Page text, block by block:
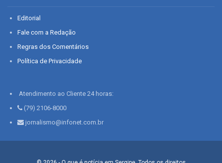
Editorial
Fale com a Redação
Regras dos Comentários
Política de Privacidade
Atendimento ao Cliente 24 horas:
(79) 2106-8000
jornalismo@infonet.com.br